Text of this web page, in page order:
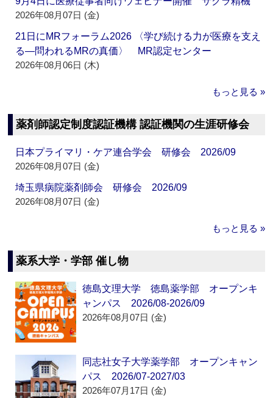
2026年08月07日 (金)
21日にMRフォーラム2026 〈学び続ける力が医療を支え
る―問われるMRの真価〉 MR認定センター
2026年08月06日 (木)
もっと見る »
薬剤師認定制度認証機構 認証機関の生涯研修会
日本プライマリ・ケア連合学会 研修会 2026/09
2026年08月07日 (金)
埼玉県病院薬剤師会 研修会 2026/09
2026年08月07日 (金)
もっと見る »
薬系大学・学部 催し物
徳島文理大学 徳島薬学部 オープンキ
ャンパス 2026/08-2026/09
2026年08月07日 (金)
同志社女子大学薬学部 オープンキャン
パス 2026/07-2027/03
2026年07月17日 (金)